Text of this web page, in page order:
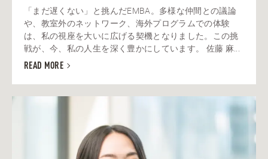
「まだ遅くない」と挑んだEMBA。多様な仲間との議論
や、教室外のネットワーク、海外プログラムでの体験
は、私の視座を大いに広げる契機となりました。この挑
戦が、今、私の人生を深く豊かにしています。 佐藤 麻...
READ MORE